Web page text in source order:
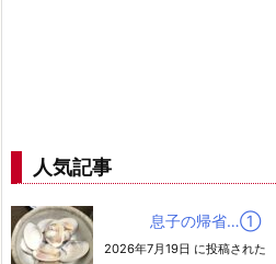
人気記事
息子の帰省…➀
2026年7月19日 に投稿された